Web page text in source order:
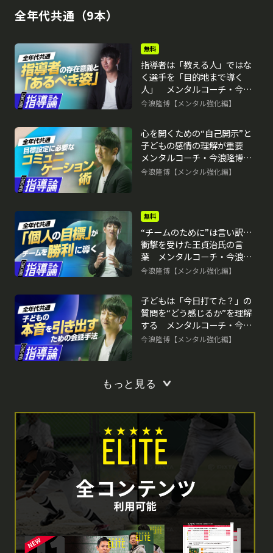
全年代共通（9本）
再生中
無料
指導者は「教える人」ではな
く選手を「目的地まで導く
人」 メンタルコーチ・今浪
隆博の指導論
今浪隆博【メンタル強化編】
心を開くための“自己開示”と
子どもの感情の理解が重要
メンタルコーチ・今浪隆博の
指導論
今浪隆博【メンタル強化編】
無料
“チームのために”は言い訳…
衝撃を受けた王貞治氏の言
葉 メンタルコーチ・今浪隆
博の指導論
今浪隆博【メンタル強化編】
子どもは「今日打てた？」の
質問を“どう感じるか”を理解
する メンタルコーチ・今浪
隆博の指導論
今浪隆博【メンタル強化編】
もっと見る